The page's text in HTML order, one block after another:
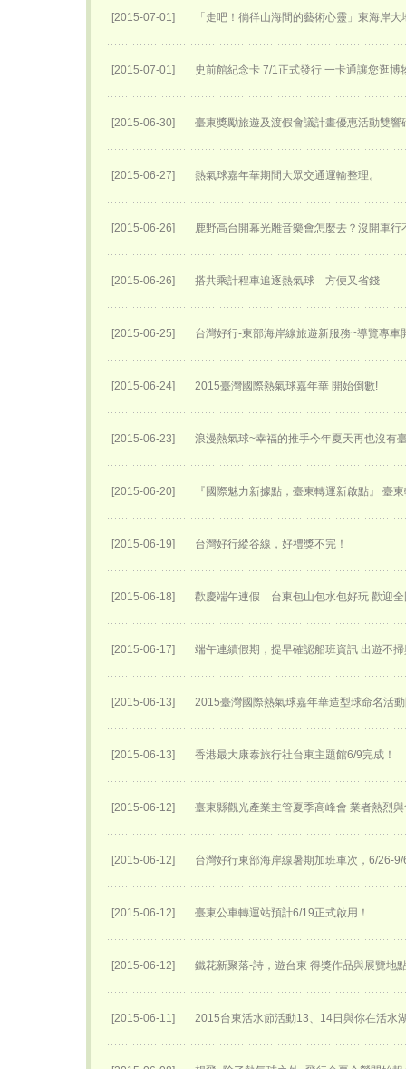
[2015-07-01] 「走吧！徜徉山海間的藝術心靈」東海岸
[2015-07-01] 史前館紀念卡 7/1正式發行 一卡通讓您逛博
[2015-06-30] 臺東獎勵旅遊及渡假會議計畫優惠活動雙響
[2015-06-27] 熱氣球嘉年華期間大眾交通運輸整理。
[2015-06-26] 鹿野高台開幕光雕音樂會怎麼去？沒開車行
[2015-06-26] 搭共乘計程車追逐熱氣球 方便又省錢
[2015-06-25] 台灣好行-東部海岸線旅遊新服務~導覽專車
[2015-06-24] 2015臺灣國際熱氣球嘉年華 開始倒數!
[2015-06-23] 浪漫熱氣球~幸福的推手今年夏天再也沒有
[2015-06-20] 『國際魅力新據點，臺東轉運新啟點』 臺東
[2015-06-19] 台灣好行縱谷線，好禮獎不完！
[2015-06-18] 歡慶端午連假 台東包山包水包好玩 歡迎
[2015-06-17] 端午連續假期，提早確認船班資訊 出遊不
[2015-06-13] 2015臺灣國際熱氣球嘉年華​造型球命名活
[2015-06-13] 香港最大康泰旅行社台東主題館6/9完成！
[2015-06-12] 臺東縣觀光產業主管夏季高峰會 業者熱烈
[2015-06-12] 台灣好行東部海岸線暑期加班車次，6/26-
[2015-06-12] 臺東公車轉運站預計6/19正式啟用！
[2015-06-12] 鐵花新聚落-詩，遊台東 得獎作品與展覽地
[2015-06-11] 2015台東活水節活動13、14日與你在活水